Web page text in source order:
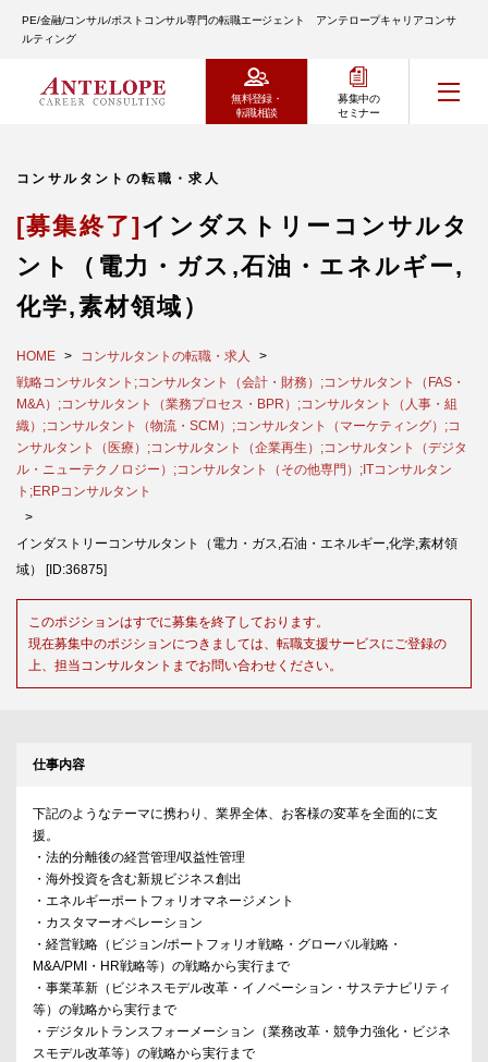
PE/金融/コンサル/ポストコンサル専門の転職エージェント アンテロープキャリアコンサ
ルティング
無料登録・
転職相談
募集中の
セミナー
コンサルタントの転職・求人
[募集終了]インダストリーコンサルタ
ント（電力・ガス,石油・エネルギー,
化学,素材領域）
HOME
コンサルタントの転職・求人
戦略コンサルタント;コンサルタント（会計・財務）;コンサルタント（FAS・
M&A）;コンサルタント（業務プロセス・BPR）;コンサルタント（人事・組
織）;コンサルタント（物流・SCM）;コンサルタント（マーケティング）;コ
ンサルタント（医療）;コンサルタント（企業再生）;コンサルタント（デジタ
ル・ニューテクノロジー）;コンサルタント（その他専門）;ITコンサルタン
ト;ERPコンサルタント
インダストリーコンサルタント（電力・ガス,石油・エネルギー,化学,素材領
域） [ID:36875]
このポジションはすでに募集を終了しております。
現在募集中のポジションにつきましては、転職支援サービスにご登録の
上、担当コンサルタントまでお問い合わせください。
仕事内容
下記のようなテーマに携わり、業界全体、お客様の変革を全面的に支
援。
・法的分離後の経営管理/収益性管理
・海外投資を含む新規ビジネス創出
・エネルギーポートフォリオマネージメント
・カスタマーオペレーション
・経営戦略（ビジョン/ポートフォリオ戦略・グローバル戦略・
M&A/PMI・HR戦略等）の戦略から実行まで
・事業革新（ビジネスモデル改革・イノベーション・サステナビリティ
等）の戦略から実行まで
・デジタルトランスフォーメーション（業務改革・競争力強化・ビジネ
スモデル改革等）の戦略から実行まで